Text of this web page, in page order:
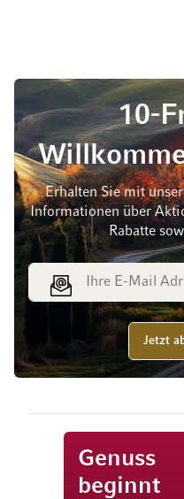
10-
Erhalten Sie mit
Informationen über
Rabatte
E-Mail Adresse
Jetzt
Genuss
beginnt